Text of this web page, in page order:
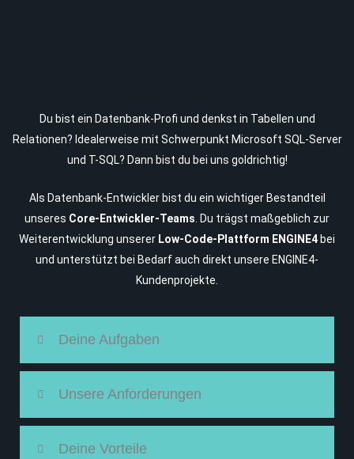
Du bist ein Datenbank-Profi und denkst in Tabellen und
Relationen? Idealerweise mit Schwerpunkt Microsoft SQL-Server
und T-SQL? Dann bist du bei uns goldrichtig!
Als Datenbank-Entwickler bist du ein wichtiger Bestandteil
unseres Core-Entwickler-Teams. Du trägst maßgeblich zur
Weiterentwicklung unserer Low-Code-Plattform ENGINE4 bei
und unterstützt bei Bedarf auch direkt unsere ENGINE4-
Kundenprojekte.
Deine Aufgaben
Unsere Anforderungen
Deine Vorteile